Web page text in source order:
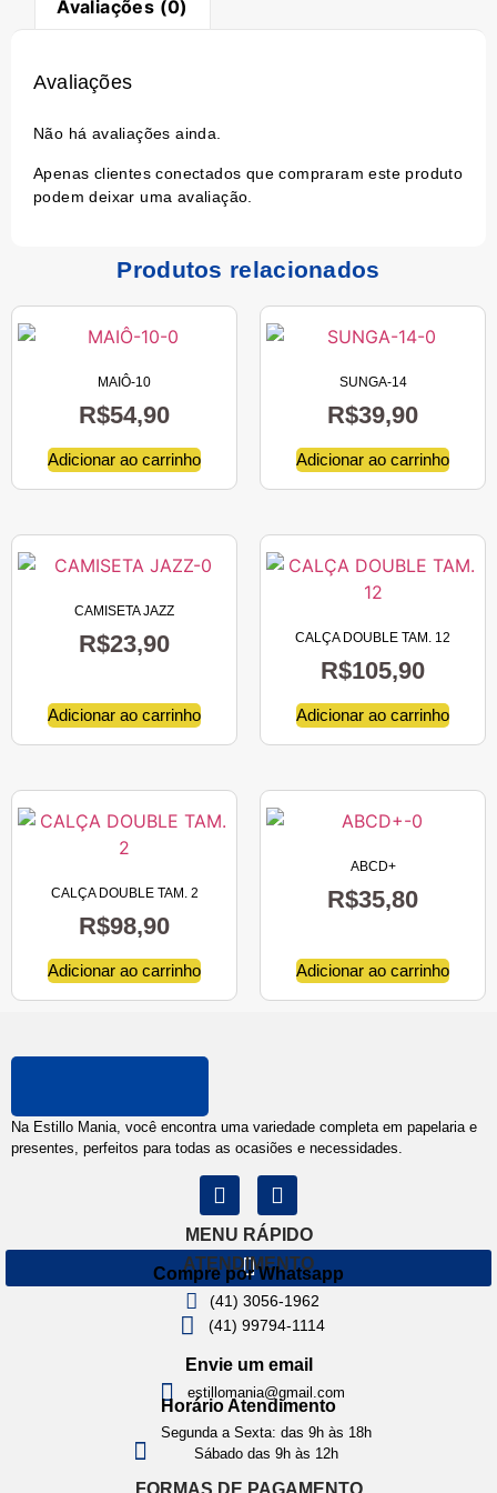
Avaliações (0)
Avaliações
Não há avaliações ainda.
Apenas clientes conectados que compraram este produto
podem deixar uma avaliação.
Produtos relacionados
MAIÔ-10
R$54,90
Adicionar ao carrinho
SUNGA-14
R$39,90
Adicionar ao carrinho
CAMISETA JAZZ
R$23,90
Adicionar ao carrinho
CALÇA DOUBLE TAM. 12
R$105,90
Adicionar ao carrinho
CALÇA DOUBLE TAM. 2
R$98,90
Adicionar ao carrinho
ABCD+
R$35,80
Adicionar ao carrinho
Na Estillo Mania, você encontra uma variedade completa em papelaria e
presentes, perfeitos para todas as ocasiões e necessidades.
MENU RÁPIDO
ATENDIMENTO
Compre por Whatsapp
(41) 3056-1962
(41) 99794-1114
Envie um email
estillomania@gmail.com
Horário Atendimento
Segunda a Sexta: das 9h às 18h
Sábado das 9h às 12h
FORMAS DE PAGAMENTO